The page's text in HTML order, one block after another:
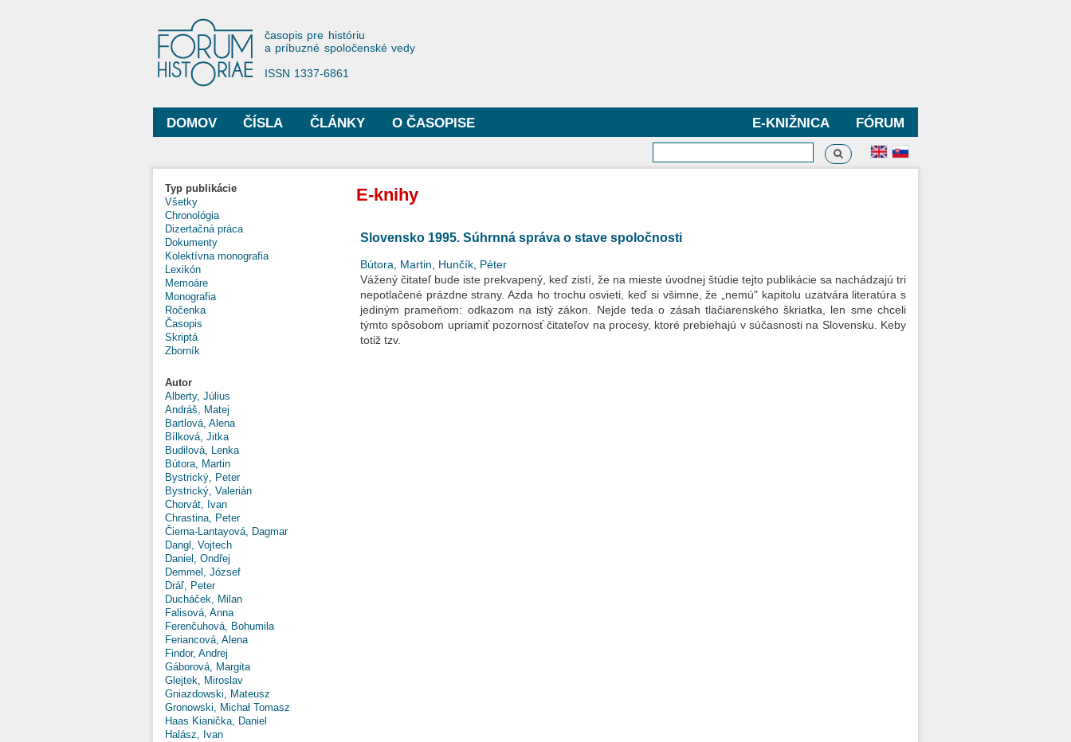
Forum Historiae
časopis pre históriu
a príbuzné spoločenské vedy
ISSN 1337-6861
Hlavné menu
DOMOV ČÍSLA ČLÁNKY FÓRUM
E-KNIŽNICA
O ČASOPISE
Vyhľadávanie
Vyhľadávanie
Typ publikácie
Všetky
Chronológia
Dizertačná práca
Dokumenty
Kolektívna monografia
Lexikón
Memoáre
Monografia
Ročenka
Časopis
Skriptá
Zborník
Autor
Alberty, Július
Andráš, Matej
Bartlová, Alena
Bílková, Jitka
Budilová, Lenka
Bútora, Martin
Bystrický, Peter
Bystrický, Valerián
Chorvát, Ivan
Chrastina, Peter
Čierna-Lantayová, Dagmar
Dangl, Vojtech
Daniel, Ondřej
Demmel, József
Dráľ, Peter
Ducháček, Milan
Falisová, Anna
Ferenčuhová, Bohumila
Feriancová, Alena
Findor, Andrej
Gáborová, Margita
Glejtek, Miroslav
Gniazdowski, Mateusz
Gronowski, Michał Tomasz
Haas Kianička, Daniel
Halász, Ivan
E-knihy
Slovensko 1995. Súhrnná správa o stave spoločnosti
Bútora, Martin
Hunčík, Péter
Vážený čitateľ bude iste prekvapený, keď zistí, že na mieste úvodnej štúdie tejto publikácie sa nachádzajú tri
nepotlačené prázdne strany. Azda ho trochu osvieti, keď si všimne, že „nemú" kapitolu uzatvára literatúra s
jediným prameňom: odkazom na istý zákon. Nejde teda o zásah tlačiarenského škriatka, len sme chceli
týmto spôsobom upriamiť pozornosť čitateľov na procesy, ktoré prebiehajú v súčasnosti na Slovensku. Keby
totiž tzv.